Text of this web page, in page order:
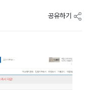
공유하기